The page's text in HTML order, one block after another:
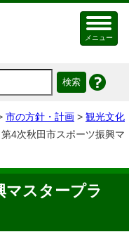
メニュー
市の方針・計画 > 観光文化
4次秋田市スポーツ振興マ
マスタープラ